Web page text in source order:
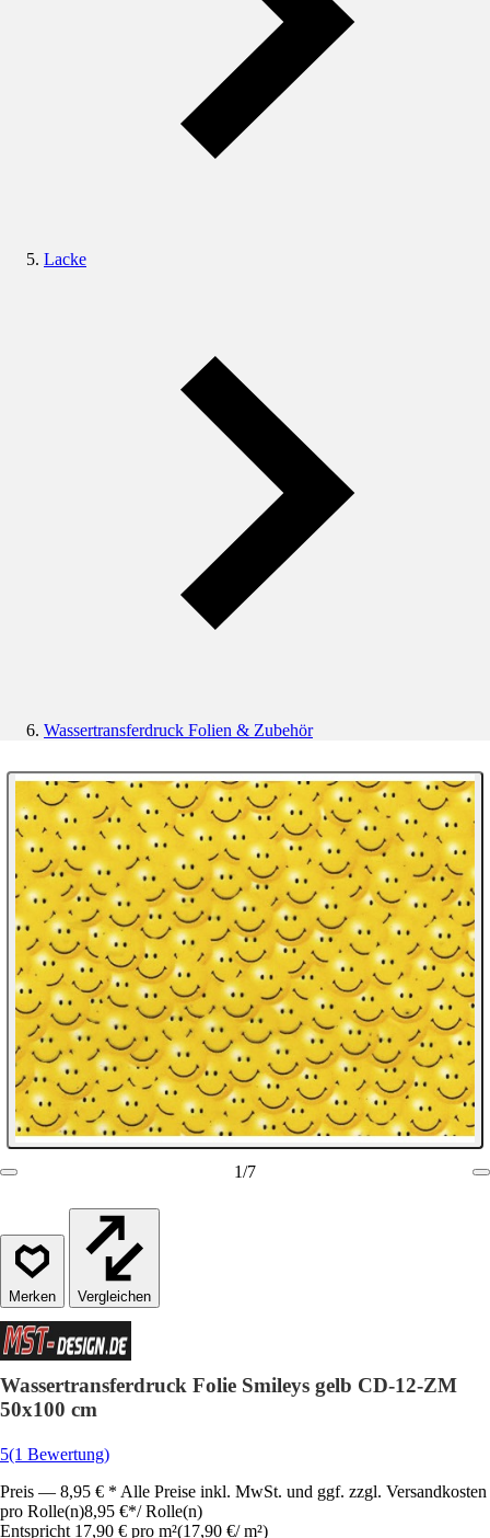
Lacke
Wassertransferdruck Folien & Zubehör
1/7
Vergleichen
Wassertransferdruck Folie Smileys gelb CD-12-ZM
50x100 cm
5(1 Bewertung)
Preis — 8,95 € * Alle Preise inkl. MwSt. und ggf. zzgl. Versandkosten
pro Rolle(n)8,95 €*/ Rolle(n)
Entspricht 17,90 € pro m²(17,90 €/ m²)